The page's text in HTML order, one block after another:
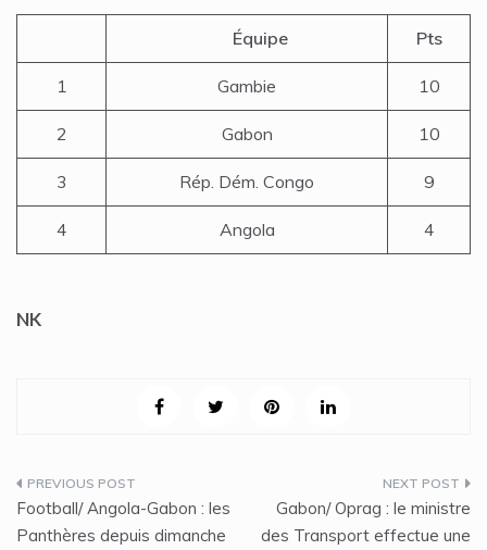
Équipe Pts
1 Gambie 10
2 Gabon 10
3 Rép. Dém. Congo 9
4 Angola 4
NK
Navigation
de
Football/ Angola-Gabon : les
Panthères depuis dimanche
Gabon/ Oprag : le ministre
des Transport effectue une